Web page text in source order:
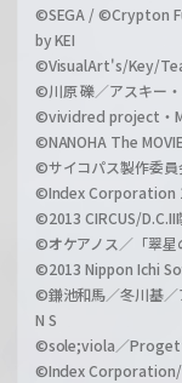
©SEGA / ©Crypton
by KEI
©VisualArt's/Key/
©川原 礫／アスキー
©vividred project・
©NANOHA The
©サイコパス製作委員
©Index Corporation
©2013 CIRCUS/
©オケアノス／「翠星
©2013 Nippon Ichi
©鎌池和馬／冬川基／
N S
©sole;viola／
©Index Corporation/